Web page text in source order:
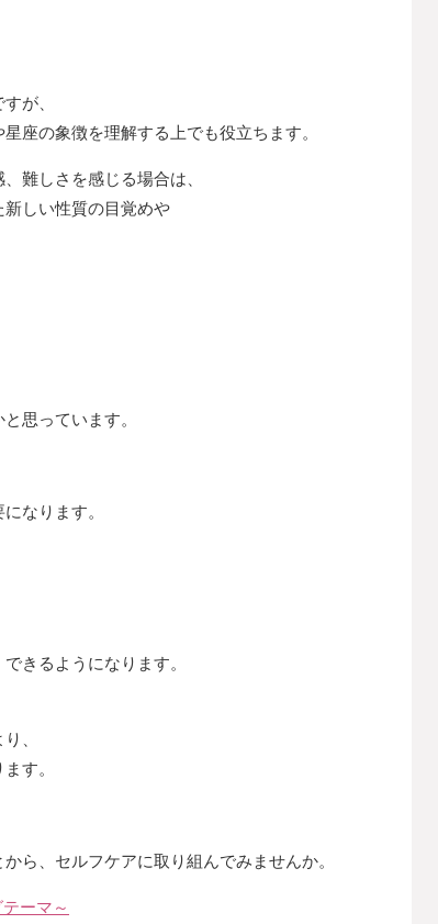
が、
座の象徴を理解する上でも役立ちます。
難しさを感じる場合は、
しい性質の目覚めや
思っています。
なります。
きるようになります。
、
す。
ら、セルフケアに取り組んでみませんか。
ーマ～